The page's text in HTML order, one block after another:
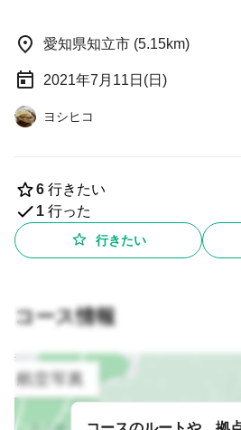
愛知県知立市 (5.15km)
2021年7月11日(日)
ヨシヒコ
6 行きたい
1 行った
行きたい
コース情報